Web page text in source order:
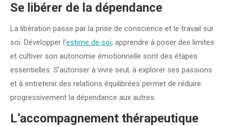
Se libérer de la dépendance
La libération passe par la prise de conscience et le travail sur
soi. Développer l’estime de soi, apprendre à poser des limites
et cultiver son autonomie émotionnelle sont des étapes
essentielles. S’autoriser à vivre seul, à explorer ses passions
et à entretenir des relations équilibrées permet de réduire
progressivement la dépendance aux autres.
L’accompagnement thérapeutique